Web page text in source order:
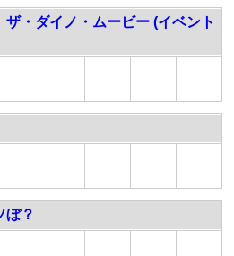
・ダイノ・ムービー (イベント
ぼ？